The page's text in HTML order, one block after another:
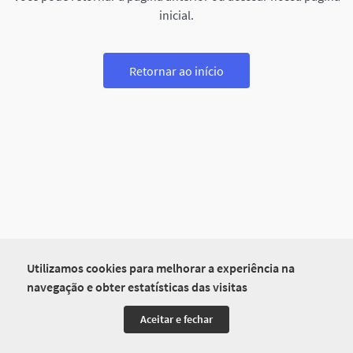
Utilizamos cookies para melhorar a experiência na
navegação e obter estatísticas das visitas
Aceitar e fechar
inicial.
Retornar ao início